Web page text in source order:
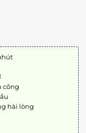
công
hài lòng